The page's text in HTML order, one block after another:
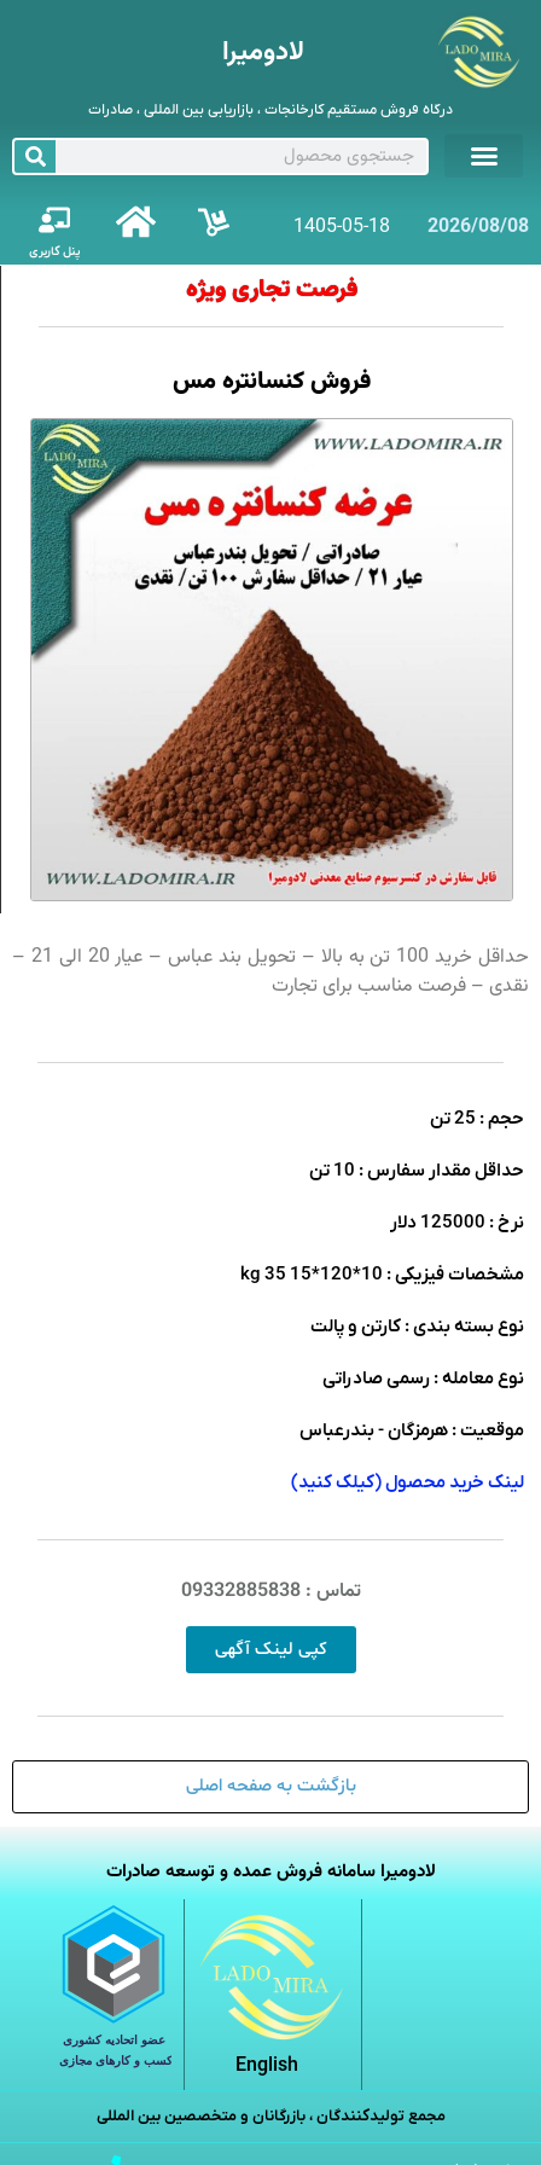
لادومیرا
درگاه فروش مستقیم کارخانجات ، بازاریابی بین المللی ، صادرات
2026/08/08
1405-05-18
پنل کاربری
فرصت تجاری ویژه
فروش کنسانتره مس
حداقل خرید 100 تن به بالا – تحویل بند عباس – عیار 20 الی 21 –
نقدی – فرصت مناسب برای تجارت
حجم : 25 تن
حداقل مقدار سفارس : 10 تن
نرخ : 125000 دلار
مشخصات فیزیکی : 10*120*15 35 kg
نوع بسته بندی : کارتن و پالت
نوع معامله : رسمی صادراتی
موقعیت : هرمزگان - بندرعباس
لینک خرید محصول (کیلک کنید)
تماس : 09332885838
کپی لینک آگهی
بازگشت به صفحه اصلی
لادومیرا سامانه فروش عمده و توسعه صادرات
English
مجمع تولیدکنندگان ، بازرگانان و متخصصین بین المللی